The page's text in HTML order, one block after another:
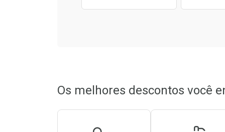
Ativar Desconto
Os melhores descontos você